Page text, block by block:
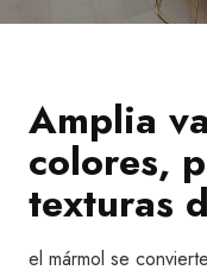
Amplia
colores,
texturas
el mármol se